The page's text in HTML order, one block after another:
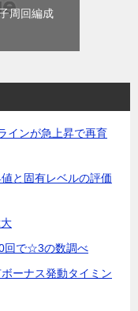
周回編成
インが急上昇で再育
と固有レベルの評価
回で☆3の数調べ
ーナス発動タイミン